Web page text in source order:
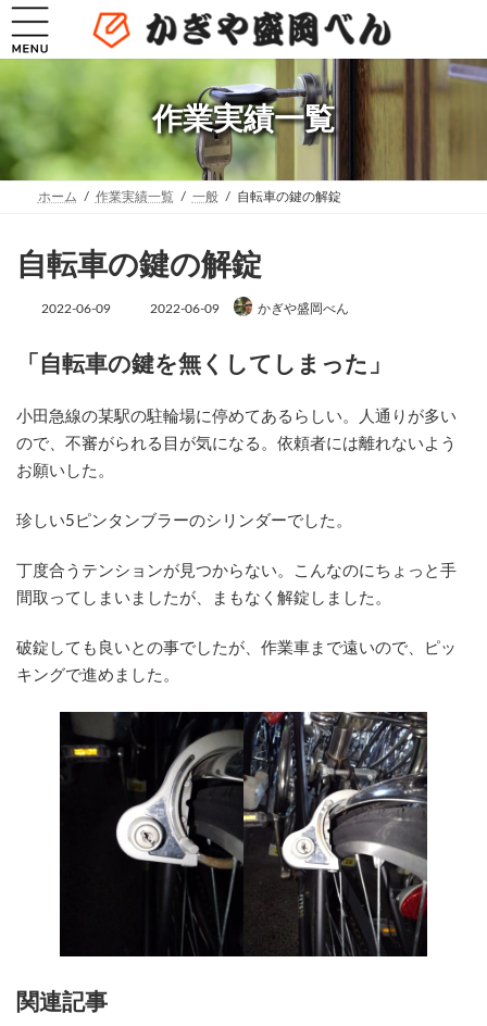
コ
テ
へ
ッ
プ
ナ
ゲ
ョ
移
動
作業実績一覧
ホーム 作業実績一覧 一般 自転車の鍵の解錠
自転車の鍵の解錠
2022-06-09
最
新
日
:
2022-06-09 かぎや盛岡べん
「自転車の鍵を無くしてしまった」
小田急線の某駅の駐輪場に停めてあるらしい。人通りが多い
ので、不審がられる目が気になる。依頼者には離れないよう
お願いした。
珍しい5ピンタンブラーのシリンダーでした。
丁度合うテンションが見つからない。こんなのにちょっと手
間取ってしまいましたが、まもなく解錠しました。
破錠しても良いとの事でしたが、作業車まで遠いので、ピッ
キングで進めました。
関連記事